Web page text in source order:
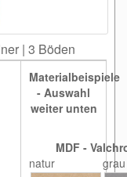
| 3 Böden
Materialbeispiele
- Auswahl
weiter unten
MDF -
natur
grau